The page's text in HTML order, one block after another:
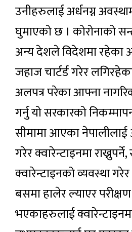
उनीहरुलाई अर्धनग्न
घुमाएको छ । कोरोनाको
अन्य देशले विदेशमा रहेका
जहाज चार्टर्ड गरेर
अलपत्र परेका आफ्ना
गर्नु यो सरकारको
सीमामा आएका
गरेर क्वारेन्टाइनमा
क्वारेन्टाइनको व्यवस्था
बसमा हालेर ल्याएर
भएकाहरुलाई